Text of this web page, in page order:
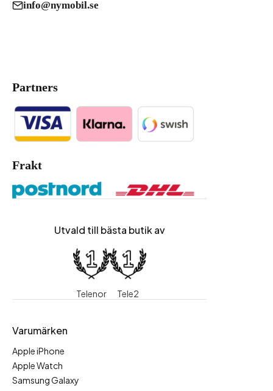
info@nymobil.se
Partners
Frakt
Utvald till bästa butik av
Telenor Tele2
Varumärken
Apple iPhone
Apple Watch
Samsung Galaxy